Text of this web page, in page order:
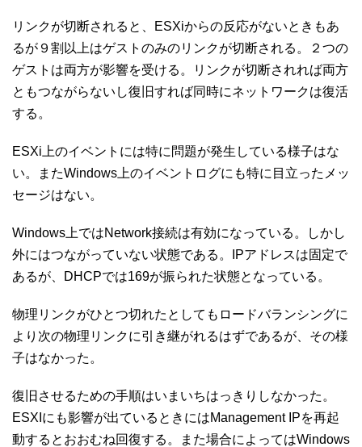
リンクが切断されると、ESXiからの反応がないときもあ
るが９割以上はゲストのみのリンクが切断される。２つの
ゲストは両方が影響を受ける。リンクが切断されれば両方
ともつながらないし復旧すれば同時にネットワークは復活
する。
ESXi上のイベントには特に問題が発生している様子はな
い。またWindows上のイベントログにも特に目立ったメッ
セージはない。
Windows上ではNetwork接続は有効になっている。しかし
外にはつながっていない状態である。IPアドレスは固定で
あるが、DHCPでは169が振られた状態となっている。
物理リンクがひとつ切れたとしてもロードバランシングに
より次の物理リンクに引き継がれるはずであるが、その様
子はなかった。
復旧させるための手順はいまいちはっきりしなかった。
ESXIにも影響が出ているときにはManagement IPを再起
動するとおおむね回復する。また場合によってはWindows